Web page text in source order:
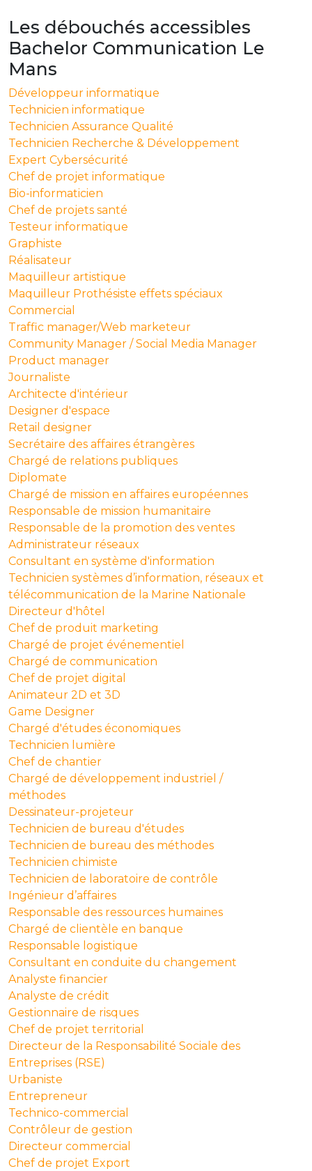
Les débouchés accessibles
Bachelor Communication Le
Mans
Développeur informatique
Technicien informatique
Technicien Assurance Qualité
Technicien Recherche & Développement
Expert Cybersécurité
Chef de projet informatique
Bio-informaticien
Chef de projets santé
Testeur informatique
Graphiste
Réalisateur
Maquilleur artistique
Maquilleur Prothésiste effets spéciaux
Commercial
Traffic manager/Web marketeur
Community Manager / Social Media Manager
Product manager
Journaliste
Architecte d'intérieur
Designer d'espace
Retail designer
Secrétaire des affaires étrangères
Chargé de relations publiques
Diplomate
Chargé de mission en affaires européennes
Responsable de mission humanitaire
Responsable de la promotion des ventes
Administrateur réseaux
Consultant en système d'information
Technicien systèmes d’information, réseaux et
télécommunication de la Marine Nationale
Directeur d'hôtel
Chef de produit marketing
Chargé de projet événementiel
Chargé de communication
Chef de projet digital
Animateur 2D et 3D
Game Designer
Chargé d'études économiques
Technicien lumière
Chef de chantier
Chargé de développement industriel /
méthodes
Dessinateur-projeteur
Technicien de bureau d'études
Technicien de bureau des méthodes
Technicien chimiste
Technicien de laboratoire de contrôle
Ingénieur d’affaires
Responsable des ressources humaines
Chargé de clientèle en banque
Responsable logistique
Consultant en conduite du changement
Analyste financier
Analyste de crédit
Gestionnaire de risques
Chef de projet territorial
Directeur de la Responsabilité Sociale des
Entreprises (RSE)
Urbaniste
Entrepreneur
Technico-commercial
Contrôleur de gestion
Directeur commercial
Chef de projet Export